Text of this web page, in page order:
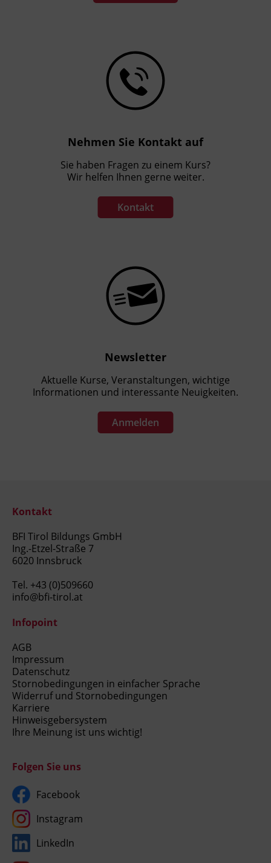
Nehmen Sie Kontakt auf
Sie haben Fragen zu einem Kurs?
Wir helfen Ihnen gerne weiter.
Kontakt
Newsletter
Aktuelle Kurse, Veranstaltungen, wichtige
Informationen und interessante Neuigkeiten.
Anmelden
Kontakt
BFI Tirol Bildungs GmbH
Ing.-Etzel-Straße 7
6020 Innsbruck
Tel. +43 (0)509660
info@bfi-tirol.at
Infopoint
AGB
Impressum
Datenschutz
Stornobedingungen in einfacher Sprache
Widerruf und Stornobedingungen
Karriere
Hinweisgebersystem
Ihre Meinung ist uns wichtig!
Folgen Sie uns
Facebook
Instagram
LinkedIn